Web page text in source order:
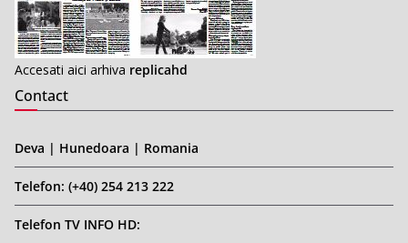
Accesati aici arhiva replicahd
Contact
Deva | Hunedoara | Romania
Telefon: (+40) 254 213 222
Telefon TV INFO HD: